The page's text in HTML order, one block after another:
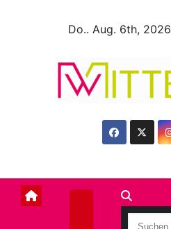
Do.. Aug. 6th, 2026